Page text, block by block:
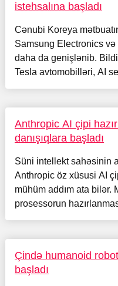
istehsalına başladı
Cənubi Koreya
Samsung Electronics və
daha da genişlənib.
Tesla avtomobilləri, AI
Anthropic AI çipi
danışıqlara başladı
Süni intellekt sahəsinin
Anthropic öz xüsusi AI
mühüm addım ata bilər.
prosessorun
Çində humanoid
başladı